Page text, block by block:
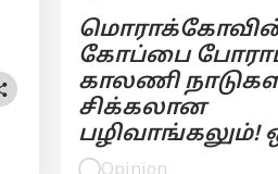
கோப்பை
காலணி
சிக்கலான
பழிவாங்கலும்!
பார்வை